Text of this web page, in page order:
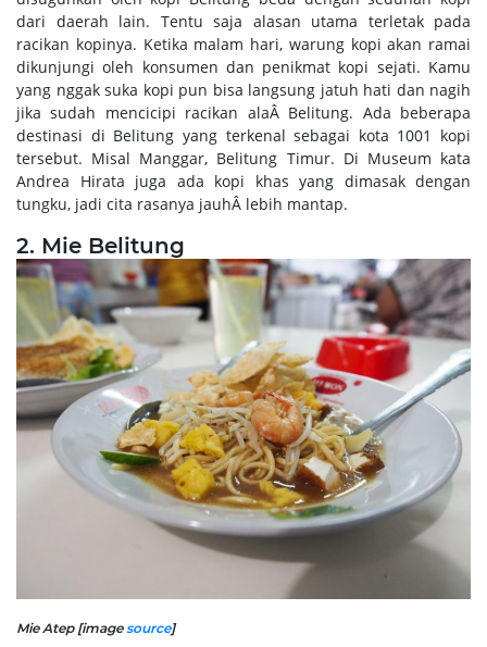
dari daerah lain. Tentu saja alasan utama terletak pada
racikan kopinya. Ketika malam hari, warung kopi akan ramai
dikunjungi oleh konsumen dan penikmat kopi sejati. Kamu
yang nggak suka kopi pun bisa langsung jatuh hati dan nagih
jika sudah mencicipi racikan alaÂ Belitung. Ada beberapa
destinasi di Belitung yang terkenal sebagai kota 1001 kopi
tersebut. Misal Manggar, Belitung Timur. Di Museum kata
Andrea Hirata juga ada kopi khas yang dimasak dengan
tungku, jadi cita rasanya jauhÂ lebih mantap.
2. Mie Belitung
Mie Atep [imagesource]